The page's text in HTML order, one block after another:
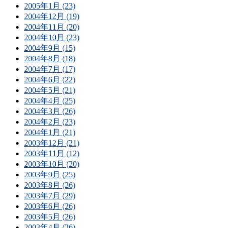
2005年1月 (23)
2004年12月 (19)
2004年11月 (20)
2004年10月 (23)
2004年9月 (15)
2004年8月 (18)
2004年7月 (17)
2004年6月 (22)
2004年5月 (21)
2004年4月 (25)
2004年3月 (26)
2004年2月 (23)
2004年1月 (21)
2003年12月 (21)
2003年11月 (12)
2003年10月 (20)
2003年9月 (25)
2003年8月 (26)
2003年7月 (29)
2003年6月 (26)
2003年5月 (26)